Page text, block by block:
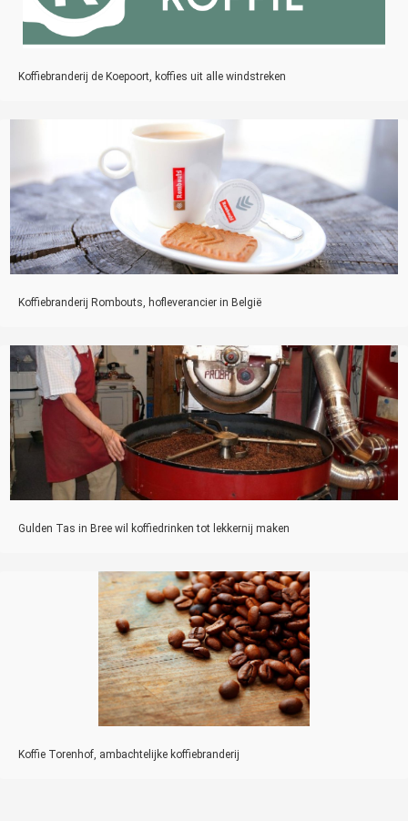
Koffiebranderij de Koepoort, koffies uit alle windstreken
Koffiebranderij Rombouts, hofleverancier in België
Gulden Tas in Bree wil koffiedrinken tot lekkernij maken
Koffie Torenhof, ambachtelijke koffiebranderij